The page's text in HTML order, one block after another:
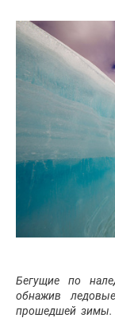
Бегущие по
обнажив
прошедшей зимы.